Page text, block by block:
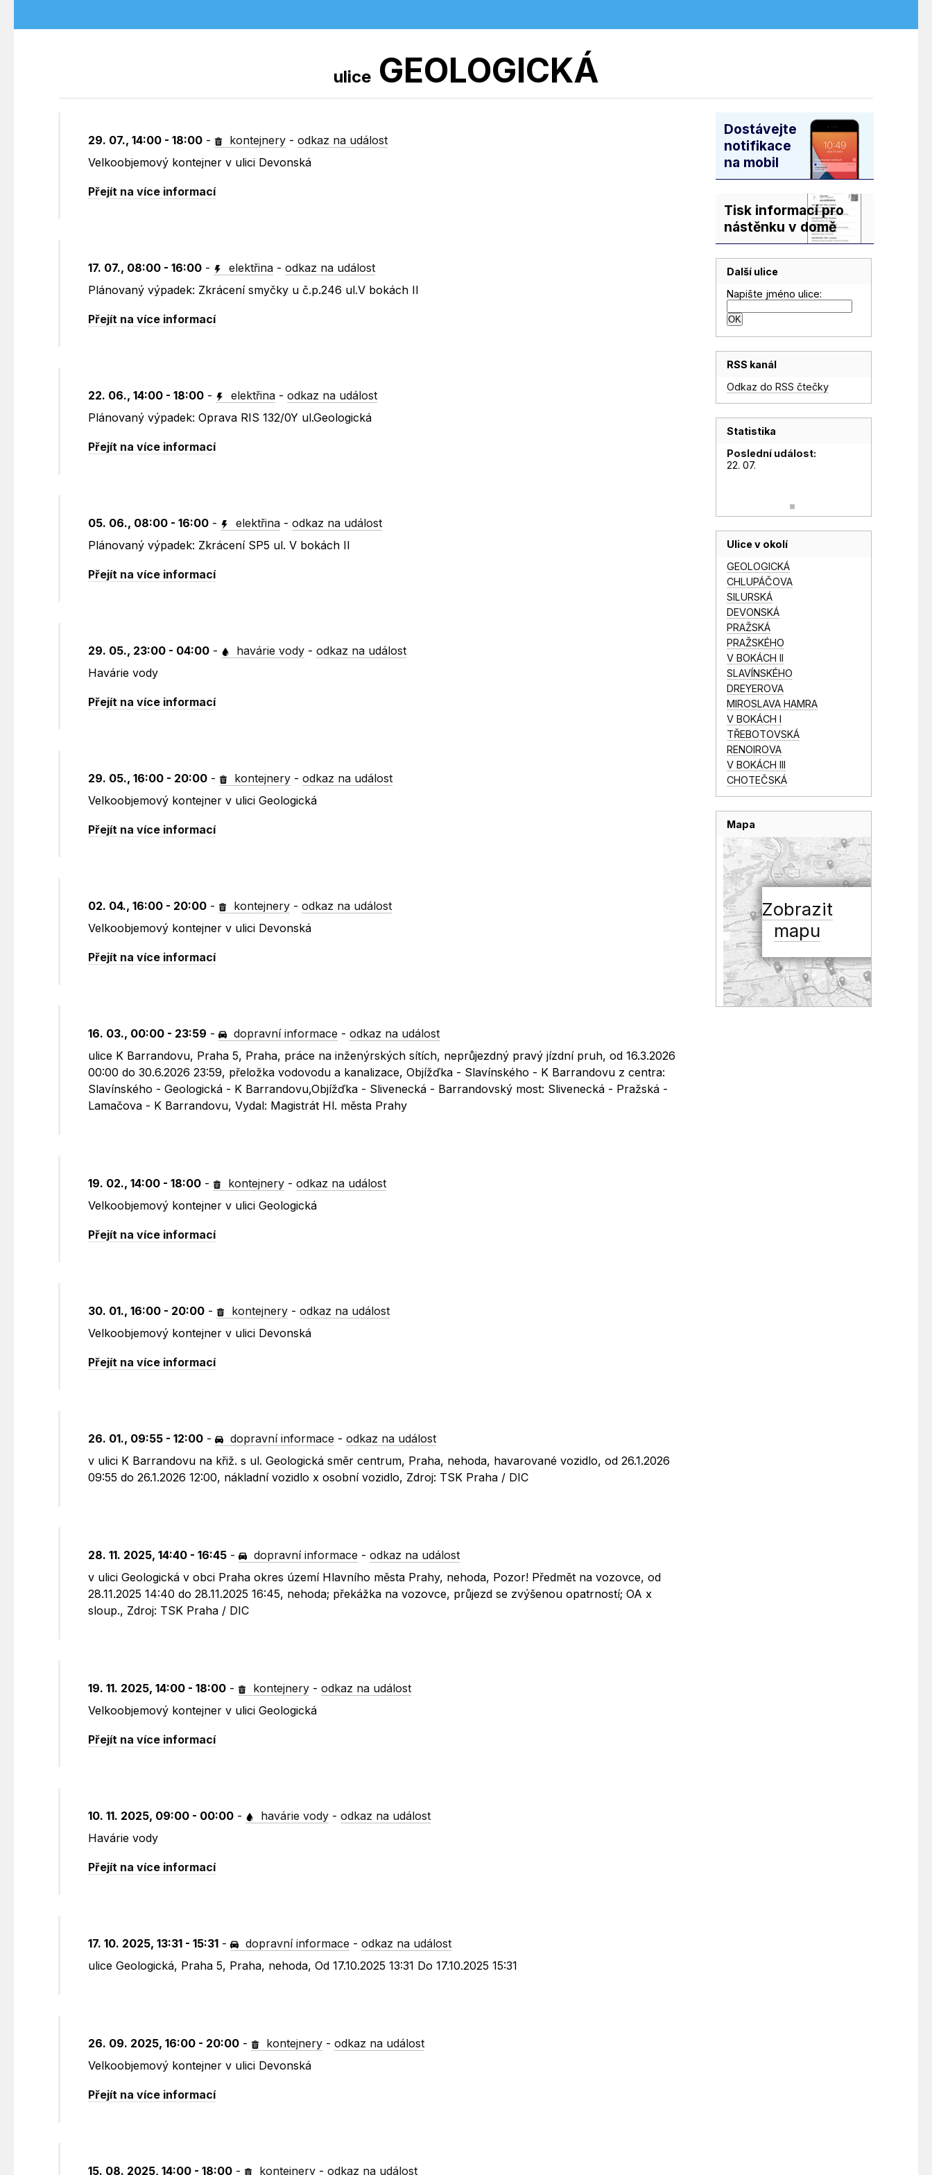
uliceGEOLOGICKÁ
29. 07., 14:00 - 18:00 - kontejnery -odkaz na událost
Velkoobjemový kontejner v ulici Devonská
Přejít na více informací
17. 07., 08:00 - 16:00 - elektřina -odkaz na událost
Plánovaný výpadek: Zkrácení smyčky u č.p.246 ul.V bokách II
Přejít na více informací
22. 06., 14:00 - 18:00 - elektřina -odkaz na událost
Plánovaný výpadek: Oprava RIS 132/0Y ul.Geologická
Přejít na více informací
05. 06., 08:00 - 16:00 - elektřina -odkaz na událost
Plánovaný výpadek: Zkrácení SP5 ul. V bokách II
Přejít na více informací
29. 05., 23:00 - 04:00 - havárie vody -odkaz na událost
Havárie vody
Přejít na více informací
29. 05., 16:00 - 20:00 - kontejnery -odkaz na událost
Velkoobjemový kontejner v ulici Geologická
Přejít na více informací
02. 04., 16:00 - 20:00 - kontejnery -odkaz na událost
Velkoobjemový kontejner v ulici Devonská
Přejít na více informací
16. 03., 00:00 - 23:59 - dopravní informace -odkaz na událost
ulice K Barrandovu, Praha 5, Praha, práce na inženýrských sítích, neprůjezdný pravý jízdní pruh, od 16.3.2026
00:00 do 30.6.2026 23:59, přeložka vodovodu a kanalizace, Objížďka - Slavínského - K Barrandovu z centra:
Slavínského - Geologická - K Barrandovu,Objížďka - Slivenecká - Barrandovský most: Slivenecká - Pražská -
Lamačova - K Barrandovu, Vydal: Magistrát Hl. města Prahy
19. 02., 14:00 - 18:00 - kontejnery -odkaz na událost
Velkoobjemový kontejner v ulici Geologická
Přejít na více informací
30. 01., 16:00 - 20:00 - kontejnery -odkaz na událost
Velkoobjemový kontejner v ulici Devonská
Přejít na více informací
26. 01., 09:55 - 12:00 - dopravní informace -odkaz na událost
v ulici K Barrandovu na křiž. s ul. Geologická směr centrum, Praha, nehoda, havarované vozidlo, od 26.1.2026
09:55 do 26.1.2026 12:00, nákladní vozidlo x osobní vozidlo, Zdroj: TSK Praha / DIC
28. 11. 2025, 14:40 - 16:45 - dopravní informace -odkaz na událost
v ulici Geologická v obci Praha okres území Hlavního města Prahy, nehoda, Pozor! Předmět na vozovce, od
28.11.2025 14:40 do 28.11.2025 16:45, nehoda; překážka na vozovce, průjezd se zvýšenou opatrností; OA x
sloup., Zdroj: TSK Praha / DIC
19. 11. 2025, 14:00 - 18:00 - kontejnery -odkaz na událost
Velkoobjemový kontejner v ulici Geologická
Přejít na více informací
10. 11. 2025, 09:00 - 00:00 - havárie vody -odkaz na událost
Havárie vody
Přejít na více informací
17. 10. 2025, 13:31 - 15:31 - dopravní informace -odkaz na událost
ulice Geologická, Praha 5, Praha, nehoda, Od 17.10.2025 13:31 Do 17.10.2025 15:31
26. 09. 2025, 16:00 - 20:00 - kontejnery -odkaz na událost
Velkoobjemový kontejner v ulici Devonská
Přejít na více informací
15. 08. 2025, 14:00 - 18:00 - kontejnery -odkaz na událost
Dostávejte
notifikace
na mobil
Tisk informací pro
nástěnku v domě
Další ulice
Napište jméno ulice:
RSS kanál
Odkaz do RSS čtečky
Statistika
Poslední událost:
22. 07.
Ulice v okolí
GEOLOGICKÁ
CHLUPÁČOVA
SILURSKÁ
DEVONSKÁ
PRAŽSKÁ
PRAŽSKÉHO
V BOKÁCH II
SLAVÍNSKÉHO
DREYEROVA
MIROSLAVA HAMRA
V BOKÁCH I
TŘEBOTOVSKÁ
RENOIROVA
V BOKÁCH III
CHOTEČSKÁ
Mapa
Zobrazit
mapu